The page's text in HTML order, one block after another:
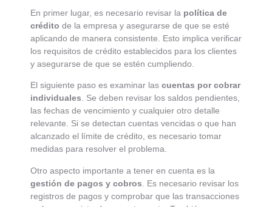
En primer lugar, es necesario revisar la política de
crédito de la empresa y asegurarse de que se esté
aplicando de manera consistente. Esto implica verificar
los requisitos de crédito establecidos para los clientes
y asegurarse de que se estén cumpliendo.
El siguiente paso es examinar las cuentas por cobrar
individuales. Se deben revisar los saldos pendientes,
las fechas de vencimiento y cualquier otro detalle
relevante. Si se detectan cuentas vencidas o que han
alcanzado el límite de crédito, es necesario tomar
medidas para resolver el problema.
Otro aspecto importante a tener en cuenta es la
gestión de pagos y cobros . Es necesario revisar los
registros de pagos y comprobar que las transacciones